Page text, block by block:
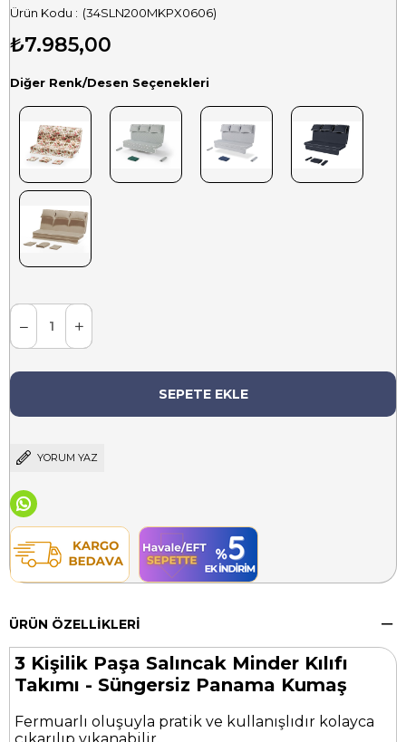
(34SLN200MKPX0606)
₺7.985,00
Diğer Renk/Desen Seçenekleri
YORUM YAZ
ÜRÜN ÖZELLIKLERI
3 Kişilik Paşa Salıncak Minder Kılıfı
Takımı - Süngersiz Panama Kumaş
Fermuarlı oluşuyla pratik ve kullanışlıdır kolayca